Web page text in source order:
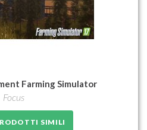
Farming Simulator
Focus
SIMILI